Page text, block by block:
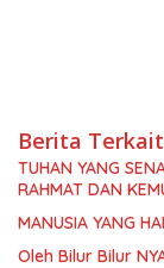
Berita Terkait
TUHAN YANG
RAHMAT DAN
MANUSIA YANG
Oleh Bilur Bilur